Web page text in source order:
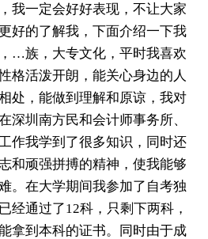
我一定会好好表现，不让大家
好的了解我，下面介绍一下我
…族，大专文化，平时我喜欢
格活泼开朗，能关心身边的人
处，能做到理解和原谅，我对
深圳南方民和会计师事务所、
作我学到了很多知识，同时还
和顽强拼搏的精神，使我能够
。在大学期间我参加了自考独
经通过了12科，只剩下两科，
拿到本科的证书。同时由于成